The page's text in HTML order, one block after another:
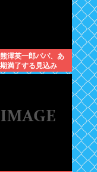
熊澤英一郎パパ、あ
満了する見込み